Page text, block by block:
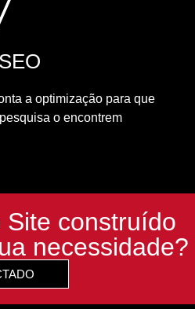
SEO
a optimização para que
o encontrem
construído
necessidade?